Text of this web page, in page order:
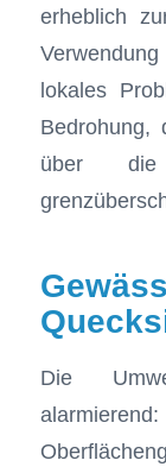
erheblich
lokales
Bedrohung,
über die
Die